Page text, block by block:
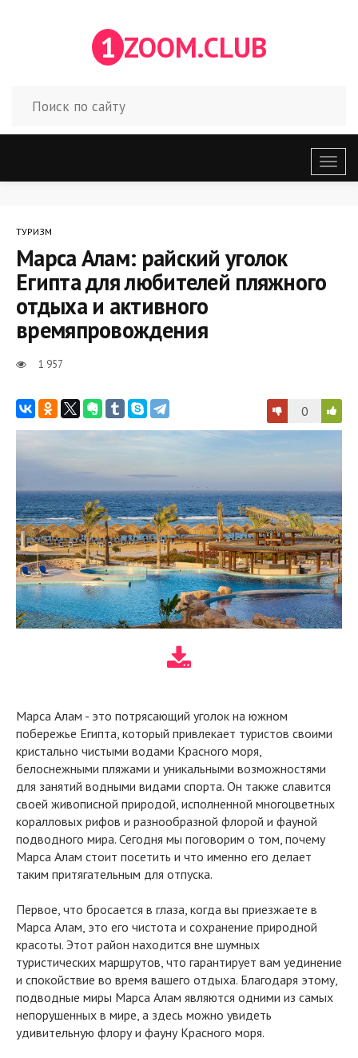
1 ZOOM.CLUB
меню
ТУРИЗМ
Марса Алам: райский уголок
Египта для любителей пляжного
отдыха и активного
времяпровождения
1 957
0
Марса Алам - это потрясающий уголок на южном
побережье Египта, который привлекает туристов своими
кристально чистыми водами Красного моря,
белоснежными пляжами и уникальными возможностями
для занятий водными видами спорта. Он также славится
своей живописной природой, исполненной многоцветных
коралловых рифов и разнообразной флорой и фауной
подводного мира. Сегодня мы поговорим о том, почему
Марса Алам стоит посетить и что именно его делает
таким притягательным для отпуска.
Первое, что бросается в глаза, когда вы приезжаете в
Марса Алам, это его чистота и сохранение природной
красоты. Этот район находится вне шумных
туристических маршрутов, что гарантирует вам уединение
и спокойствие во время вашего отдыха. Благодаря этому,
подводные миры Марса Алам являются одними из самых
непорушенных в мире, а здесь можно увидеть
удивительную флору и фауну Красного моря.